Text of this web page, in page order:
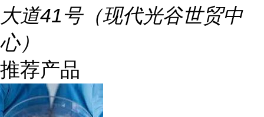
大道41号（现代光谷世贸中
心）
推荐产品